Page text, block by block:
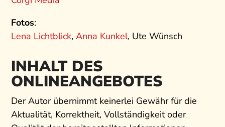
Fotos:
Lena Lichtblick,Anna Kunkel, Ute Wünsch
INHALT DES
ONLINEANGEBOTES
Der Autor übernimmt keinerlei Gewähr für die
Aktualität, Korrektheit, Vollständigkeit oder